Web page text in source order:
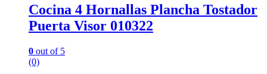
Cocina 4 Hornallas Plancha Tostador
Puerta Visor 010322
0 out of 5
(0)